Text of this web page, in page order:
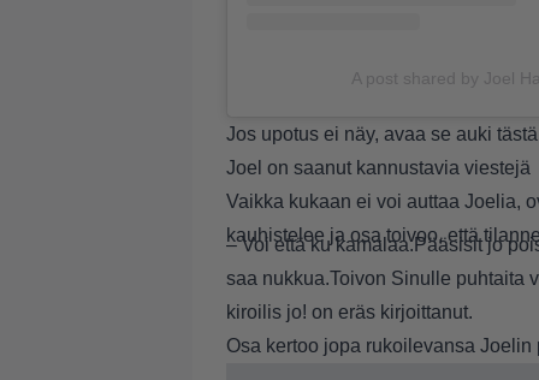
A post shared by Joel
Jos upotus ei näy, avaa se auki tästä
Joel on saanut kannustavia viestejä
Vaikka kukaan ei voi auttaa Joelia,
kauhistelee ja osa toivoo, että
– Voi että ku kamalaa.Pääsisit jo
saa nukkua.Toivon Sinulle puhtaita
kiroilis jo! on eräs kirjoittanut.
Osa kertoo jopa rukoilevansa